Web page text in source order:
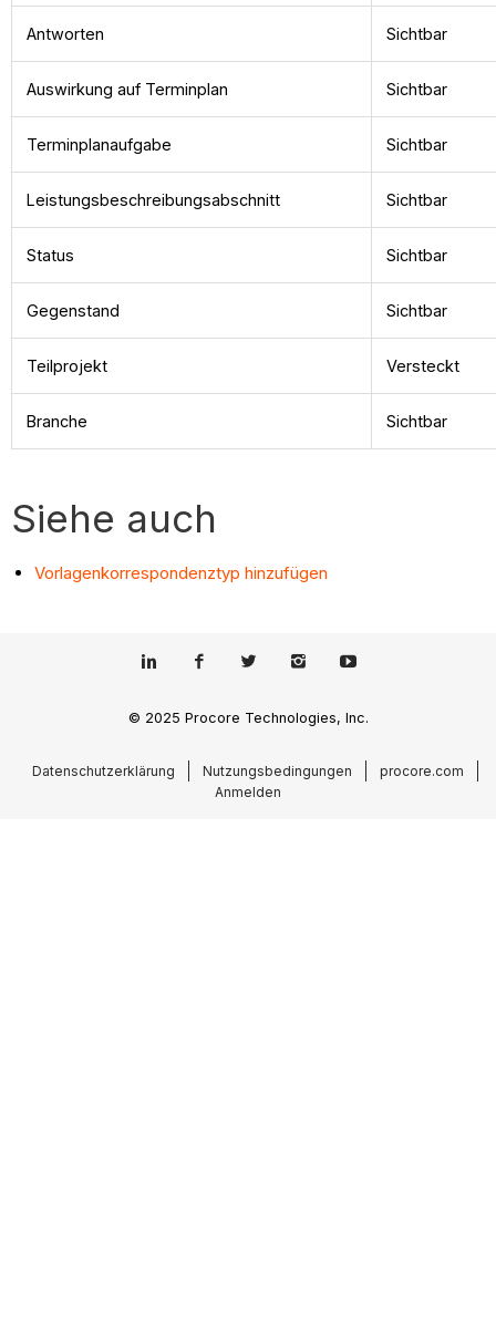
Antworten Sichtbar
Auswirkung auf Terminplan Sichtbar
Terminplanaufgabe Sichtbar
Leistungsbeschreibungsabschnitt Sichtbar
Status Sichtbar
Gegenstand Sichtbar
Teilprojekt Versteckt
Branche Sichtbar
Siehe auch
Vorlagenkorrespondenztyp hinzufügen
© 2025 Procore Technologies, Inc.
Datenschutzerklärung Nutzungsbedingungen
procore.com
Anmelden